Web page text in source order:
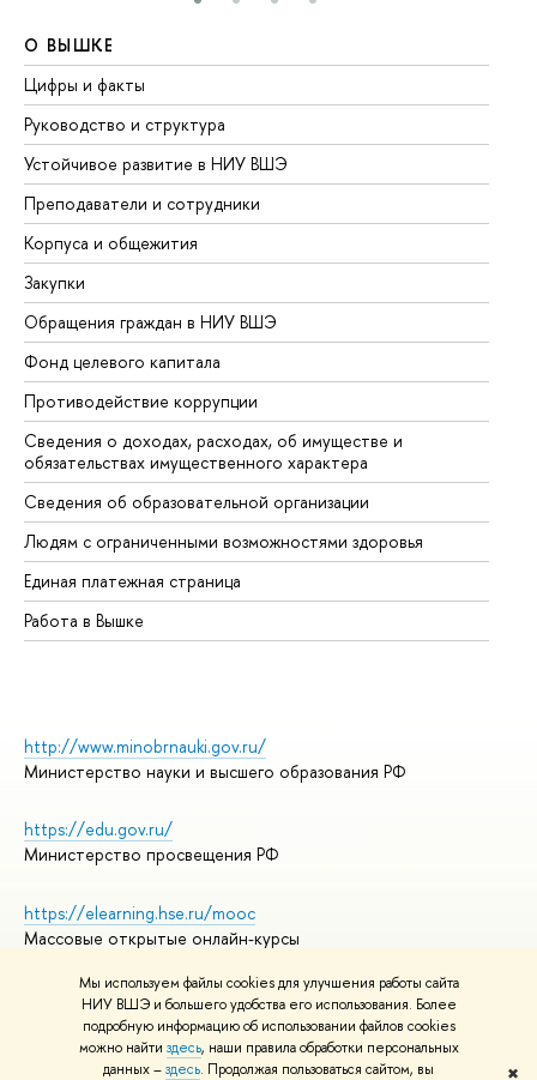
Мы используем файлы cookies для улучшения работы сайта
НИУ ВШЭ и большего удобства его использования. Более
подробную информацию об использовании файлов cookies
можно найти здесь, наши правила обработки персональных
данных –здесь. Продолжая пользоваться сайтом, вы ✖
О ВЫШКЕ
Цифры и факты
Руководство и структура
Устойчивое развитие в НИУ ВШЭ
Преподаватели и сотрудники
Корпуса и общежития
Закупки
Обращения граждан в НИУ ВШЭ
Фонд целевого капитала
Противодействие коррупции
Сведения о доходах, расходах, об имуществе и
обязательствах имущественного характера
Сведения об образовательной организации
Людям с ограниченными возможностями здоровья
Единая платежная страница
Работа в Вышке
http://www.minobrnauki.gov.ru/
Министерство науки и высшего образования РФ
https://edu.gov.ru/
Министерство просвещения РФ
https://elearning.hse.ru/mooc
Массовые открытые онлайн-курсы
© НИУ ВШЭ 1993–2026
Адреса и контакты
Условия использования материалов